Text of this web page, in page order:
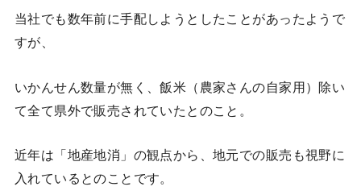
当社でも数年前に手配しようとしたことがあったようで
すが、
いかんせん数量が無く、飯米（農家さんの自家用）除い
て全て県外で販売されていたとのこと。
近年は「地産地消」の観点から、地元での販売も視野に
入れているとのことです。